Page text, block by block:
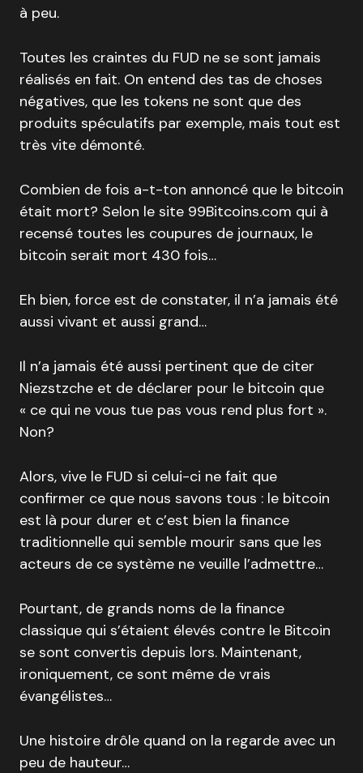
à peu.
Toutes les craintes du FUD ne se sont jamais
réalisés en fait. On entend des tas de choses
négatives, que les tokens ne sont que des
produits spéculatifs par exemple, mais tout est
très vite démonté.
Combien de fois a-t-ton annoncé que le bitcoin
était mort? Selon le site 99Bitcoins.com qui à
recensé toutes les coupures de journaux, le
bitcoin serait mort 430 fois…
Eh bien, force est de constater, il n’a jamais été
aussi vivant et aussi grand…
Il n’a jamais été aussi pertinent que de citer
Niezstzche et de déclarer pour le bitcoin que
« ce qui ne vous tue pas vous rend plus fort ».
Non?
Alors, vive le FUD si celui-ci ne fait que
confirmer ce que nous savons tous : le bitcoin
est là pour durer et c’est bien la finance
traditionnelle qui semble mourir sans que les
acteurs de ce système ne veuille l’admettre…
Pourtant, de grands noms de la finance
classique qui s’étaient élevés contre le Bitcoin
se sont convertis depuis lors. Maintenant,
ironiquement, ce sont même de vrais
évangélistes…
Une histoire drôle quand on la regarde avec un
peu de hauteur…